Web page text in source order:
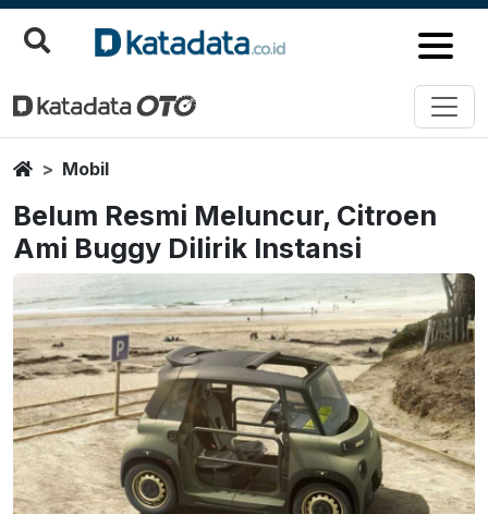
HomeMobil
Belum Resmi Meluncur, Citroen
Ami Buggy Dilirik Instansi